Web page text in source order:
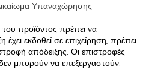
Υπαναχώρησης
του προϊόντος πρέπει να
έχει εκδοθεί σε επιχείρηση, πρέπει
απόδειξης. Οι επιστροφές
μπορούν να επεξεργαστούν.